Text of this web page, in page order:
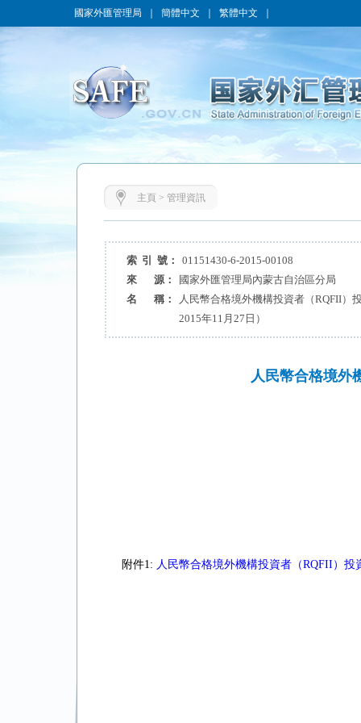
國家外匯管理局 簡體中文 繁體中文
主頁 > 管理資訊
索 引 號：
01151430-6-2015-00108
來 源：
國家外匯管理局內蒙古自治區分局
名 稱：
人民幣合格境外機構投資者（RQFII）
2015年11月27日）
人民幣合格境外
附件1: 人民幣合格境外機構投資者（RQFII）投